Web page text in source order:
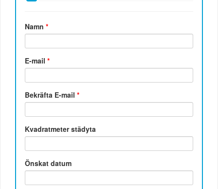
Namn*
E-mail*
Bekräfta E-mail*
Kvadratmeter städyta
Önskat datum